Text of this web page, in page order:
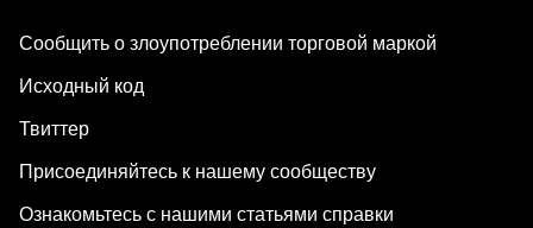
Сообщить о злоупотреблении торговой маркой
Исходный код
Твиттер
Присоединяйтесь к нашему сообществу
Ознакомьтесь с нашими статьями справки